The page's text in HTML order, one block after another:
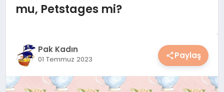
MAGAZIN
YAŞAM
YEMEK
mu, Petstages mi?
Pak Kadın
01 Temmuz 2023 Paylaş